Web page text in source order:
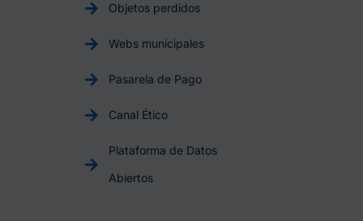
Objetos perdidos
Webs municipales
Pasarela de Pago
Canal Ético
Plataforma de Datos
Abiertos